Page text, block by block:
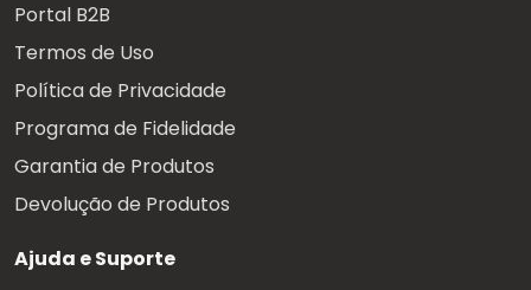
Portal B2B
Termos de Uso
Política de Privacidade
Programa de Fidelidade
Garantia de Produtos
Devolução de Produtos
Ajuda e Suporte